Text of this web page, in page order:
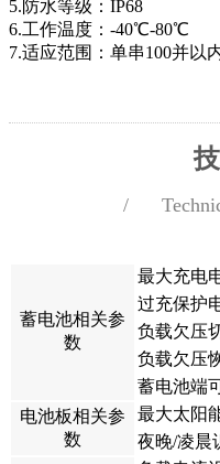
5.防水等级：IP68
6.工作温度：-40℃-80℃
7.适应范围：单串100并以
/
蓄电池相关参
数
最大充电
过充保护
负载欠压
负载欠压
蓄电池端
电池板相关参
数
最大太阳
夜晚/凌晨